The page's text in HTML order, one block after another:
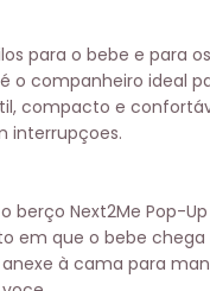
para o bebe e para
o companheiro ideal
compacto e
interrupçoes.
berço Next2Me Pop-
em que o bebe chega
à cama para